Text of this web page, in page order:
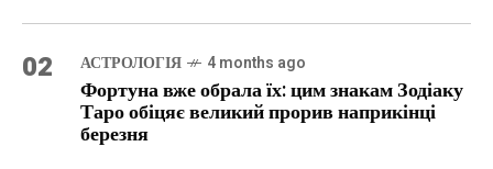
02 АСТРОЛОГІЯ 4 months ago
Фортуна вже обрала їх: цим знакам Зодіаку
Таро обіцяє великий прорив наприкінці
березня